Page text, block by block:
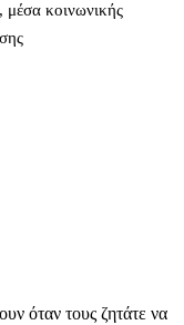
μέσα κοινωνικής
όταν τους ζητάτε να